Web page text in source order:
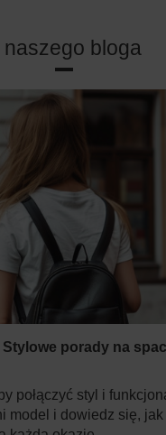
naszego bloga
porady na
połączyć styl i
model i dowiedz się, jak